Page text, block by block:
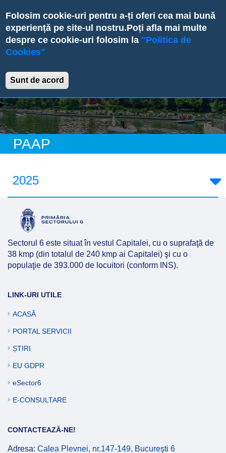
Folosim cookie-uri pentru a-ți oferi cea mai bună
experiență pe site-ul nostru.Poți afla mai multe
despre ce cookie-uri folosim la "Politica de
Cookies"
Sunt de acord
to
main
content
Primăria Sectorului 6
PAAP
2025
Sectorul 6 este situat în vestul Capitalei, cu o suprafaţă de
38 kmp (din totalul de 240 kmp ai Capitalei) şi cu o
populaţie de 393.000 de locuitori (conform INS).
LINK-URI UTILE
ACASĂ
PORTAL SERVICII
ȘTIRI
EU GDPR
eSector6
E-CONSULTARE
CONTACTEAZĂ-NE!
Adresa: Calea Plevnei, nr.147-149, Bucureşti 6